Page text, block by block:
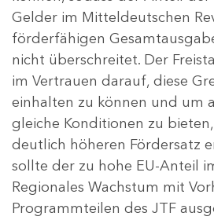
Gelder im Mitteldeutschen
förderfähigen
nicht überschreitet. Der
im Vertrauen darauf, diese
einhalten zu können und um
gleiche Konditionen zu
deutlich höheren Fördersatz
sollte der zu hohe EU-Anteil
Regionales Wachstum mit
Programmteilen des JTF